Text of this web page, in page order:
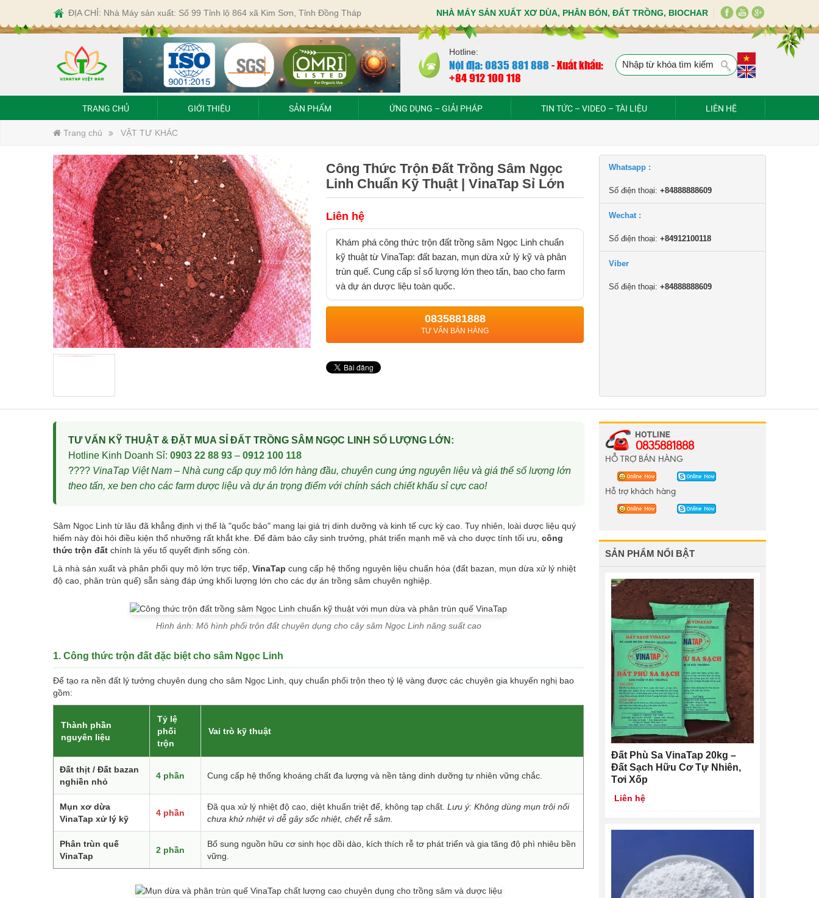
ĐỊA CHỈ: Nhà Máy sản xuất: Số 99 Tỉnh lộ 864 xã Kim Sơn, Tỉnh Đồng Tháp NHÀ MÁY SẢN XUẤT XƠ DÙA, PHÂN BÓN, ĐẤT TRỒNG, BIOCHAR
Hotline:
Nội địa: 0835 881 888 -Xuất khẩu:
+84 912 100 118
TRANG CHỦ GIỚI THIỆU SẢN PHẨM ỨNG DỤNG – GIẢI PHÁP TIN TỨC – VIDEO – TÀI LIỆU LIÊN HỆ
Trang chủ VẬT TƯ KHÁC
Công Thức Trộn Đất Trồng Sâm Ngọc
Linh Chuẩn Kỹ Thuật | VinaTap Sỉ Lớn
Liên hệ
Khám phá công thức trộn đất trồng sâm Ngọc Linh chuẩn
kỹ thuật từ VinaTap: đất bazan, mụn dừa xử lý kỹ và phân
trùn quế. Cung cấp sỉ số lượng lớn theo tấn, bao cho farm
và dự án dược liệu toàn quốc.
0835881888
TƯ VẤN BÁN HÀNG
Whatsapp :
Số điện thoại:+84888888609
Wechat :
Số điện thoại:+84912100118
Viber
Số điện thoại:+84888888609
TƯ VẤN KỸ THUẬT & ĐẶT MUA SỈ ĐẤT TRỒNG SÂM NGỌC LINH SỐ LƯỢNG LỚN:
Hotline Kinh Doanh Sỉ: 0903 22 88 93 – 0912 100 118
???? VinaTap Việt Nam – Nhà cung cấp quy mô lớn hàng đầu, chuyên cung ứng nguyên liệu và giá thể số lượng lớn
theo tấn, xe ben cho các farm dược liệu và dự án trọng điểm với chính sách chiết khấu sỉ cực cao!
Sâm Ngọc Linh từ lâu đã khẳng định vị thế là "quốc bảo" mang lại giá trị dinh dưỡng và kinh tế cực kỳ cao. Tuy nhiên, loài dược liệu quý
hiếm này đòi hỏi điều kiện thổ nhưỡng rất khắt khe. Để đảm bảo cây sinh trưởng, phát triển mạnh mẽ và cho dược tính tối ưu, công
thức trộn đất chính là yếu tố quyết định sống còn.
Là nhà sản xuất và phân phối quy mô lớn trực tiếp, VinaTap cung cấp hệ thống nguyên liệu chuẩn hóa (đất bazan, mụn dừa xử lý nhiệt
độ cao, phân trùn quế) sẵn sàng đáp ứng khối lượng lớn cho các dự án trồng sâm chuyên nghiệp.
Hình ảnh: Mô hình phối trộn đất chuyên dụng cho cây sâm Ngọc Linh năng suất cao
1. Công thức trộn đất đặc biệt cho sâm Ngọc Linh
Để tạo ra nền đất lý tưởng chuyên dụng cho sâm Ngọc Linh, quy chuẩn phối trộn theo tỷ lệ vàng được các chuyên gia khuyến nghị bao
gồm:
Thành phần
nguyên liệu
Tỷ lệ
phối
trộn
Vai trò kỹ thuật
Đất thịt / Đất bazan
nghiền nhỏ
4 phần Cung cấp hệ thống khoáng chất đa lượng và nền tảng dinh dưỡng tự nhiên vững chắc.
Mụn xơ dừa
VinaTap xử lý kỹ
4 phần
Đã qua xử lý nhiệt độ cao, diệt khuẩn triệt để, không tạp chất. Lưu ý: Không dùng mụn trôi nổi
chưa khử nhiệt vì dễ gây sốc nhiệt, chết rễ sâm.
Phân trùn quế
VinaTap
2 phần
Bổ sung nguồn hữu cơ sinh học dồi dào, kích thích rễ tơ phát triển và gia tăng độ phì nhiêu bền
vững.
0835881888
HỖ TRỢ BÁN HÀNG
Hỗ trợ khách hàng
SẢN PHẨM NỔI BẬT
Đất Phù Sa VinaTap 20kg –
Đất Sạch Hữu Cơ Tự Nhiên,
Tơi Xốp
Liên hệ